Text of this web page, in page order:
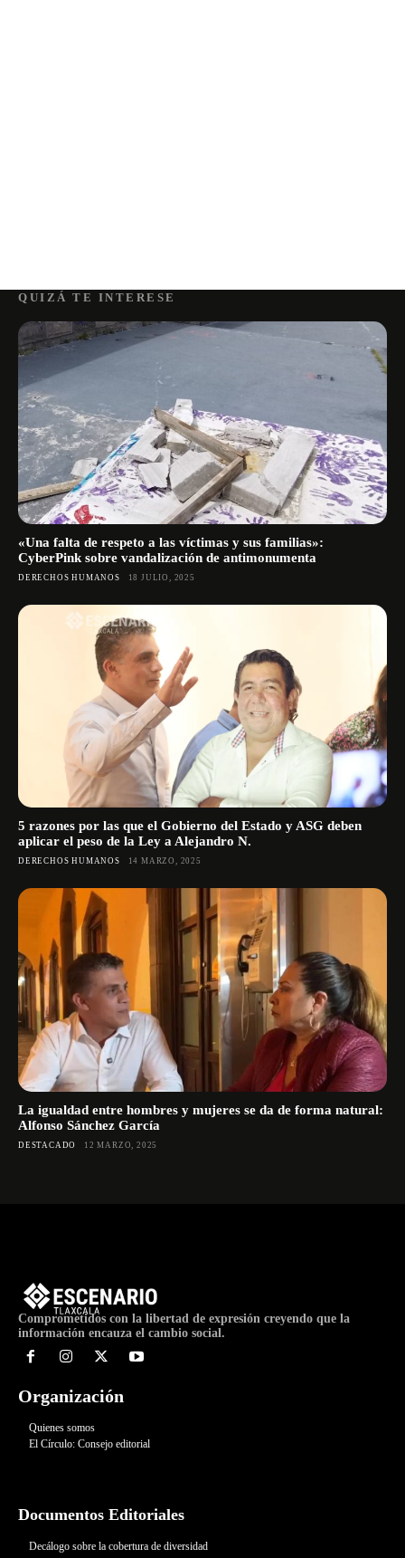
QUIZÁ TE INTERESE
«Una falta de respeto a las víctimas y sus familias»:
CyberPink sobre vandalización de antimonumenta
DERECHOS HUMANOS 18 JULIO, 2025
5 razones por las que el Gobierno del Estado y ASG deben
aplicar el peso de la Ley a Alejandro N.
DERECHOS HUMANOS 14 MARZO, 2025
La igualdad entre hombres y mujeres se da de forma natural:
Alfonso Sánchez García
DESTACADO 12 MARZO, 2025
Comprometidos con la libertad de expresión creyendo que la
información encauza el cambio social.
Organización
Quienes somos
El Círculo: Consejo editorial
Documentos Editoriales
Decálogo sobre la cobertura de diversidad